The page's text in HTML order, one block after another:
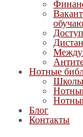
Нотные
Блог
Контакты